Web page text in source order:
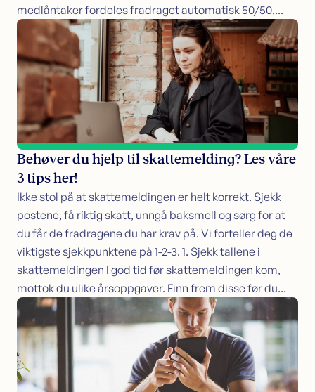
medlåntaker fordeles fradraget automatisk 50/50,...
Behøver du hjelp til skattemelding? Les våre
3 tips her!
Ikke stol på at skattemeldingen er helt korrekt. Sjekk
postene, få riktig skatt, unngå baksmell og sørg for at
du får de fradragene du har krav på. Vi forteller deg de
viktigste sjekkpunktene på 1-2-3. 1. Sjekk tallene i
skattemeldingen I god tid før skattemeldingen kom,
mottok du ulike årsoppgaver. Finn frem disse før du...